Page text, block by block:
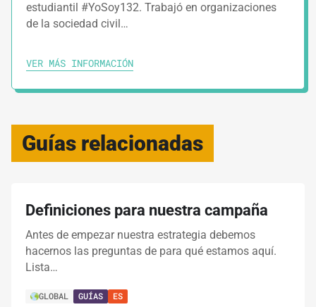
estudiantil #YoSoy132. Trabajó en organizaciones
de la sociedad civil…
VER MÁS INFORMACIÓN
Guías relacionadas
Definiciones para nuestra campaña
Antes de empezar nuestra estrategia debemos
hacernos las preguntas de para qué estamos aquí.
Lista…
GLOBAL GUÍAS ES